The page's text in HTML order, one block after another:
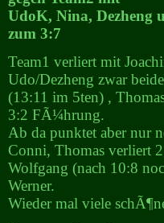
UdoK, Nina, Dezheng
zum 3:7
Team1 verliert mit
Udo/Dezheng zwar
(13:11 im 5ten) ,
3:2 FÃ¼hrung.
Ab da punktet aber nur
Conni, Thomas verliert
Wolfgang (nach 10:8
Werner.
Wieder mal viele